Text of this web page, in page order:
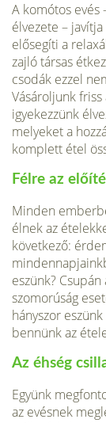
A komótos evés
élvezete –
elősegíti a
zajló társas
csodák ezzel
Vásároljunk
igyekezzünk
melyeket a
komplett étel
Félre az
Minden
élnek az
következő:
eszünk? Csupán
szomorúság
hányszor
bennünk az
Az éhség
Együnk
az evésnek